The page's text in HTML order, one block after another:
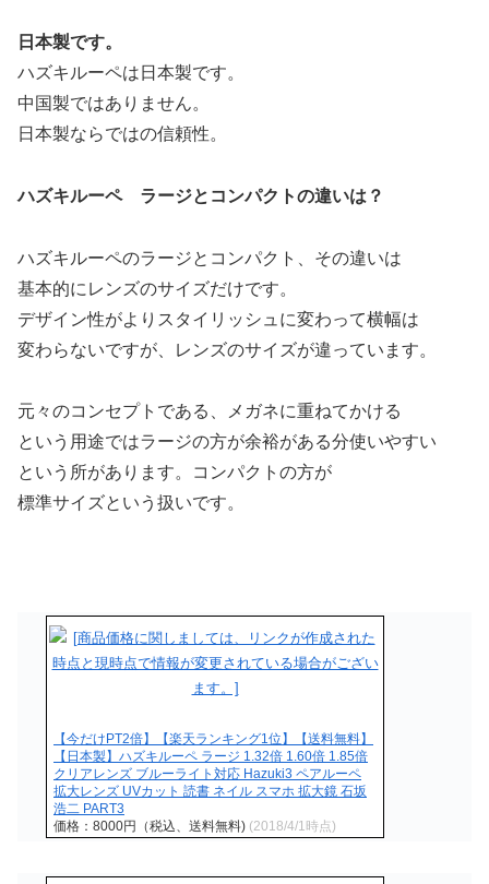
日本製です。
ハズキルーペは日本製です。
中国製ではありません。
日本製ならではの信頼性。
ハズキルーペ ラージとコンパクトの違いは？
ハズキルーペのラージとコンパクト、その違いは
基本的にレンズのサイズだけです。
デザイン性がよりスタイリッシュに変わって横幅は
変わらないですが、レンズのサイズが違っています。
元々のコンセプトである、メガネに重ねてかける
という用途ではラージの方が余裕がある分使いやすい
という所があります。コンパクトの方が
標準サイズという扱いです。
【今だけPT2倍】【楽天ランキング1位】【送料無料】
【日本製】ハズキルーペ ラージ 1.32倍 1.60倍 1.85倍
クリアレンズ ブルーライト対応 Hazuki3 ペアルーペ
拡大レンズ UVカット 読書 ネイル スマホ 拡大鏡 石坂
浩二 PART3
価格：8000円（税込、送料無料) (2018/4/1時点)